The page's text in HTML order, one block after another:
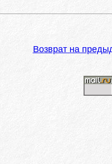
Возврат на